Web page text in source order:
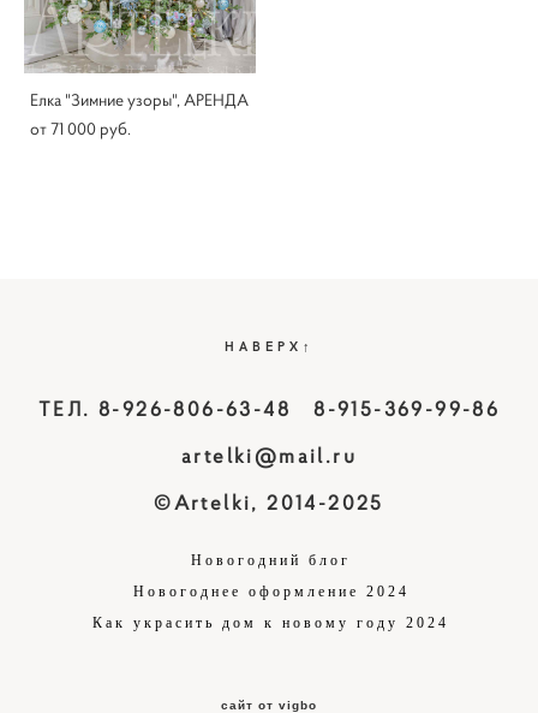
Елка "Зимние узоры", АРЕНДА
от 71 000 pуб.
НАВЕРХ↑
ТЕЛ. 8-926-806-63-48 8-915-369-99-86
artelki@mail.ru
©Artelki, 2014-2025
Новогодний блог
Новогоднее оформление 2024
Как украсить дом к новому году 2024
сайт от vigbo